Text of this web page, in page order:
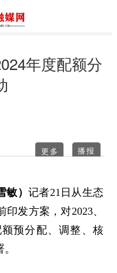
年度配额分
更多
） 记者21日从生态
发方案，对2023、
预分配、调整、核